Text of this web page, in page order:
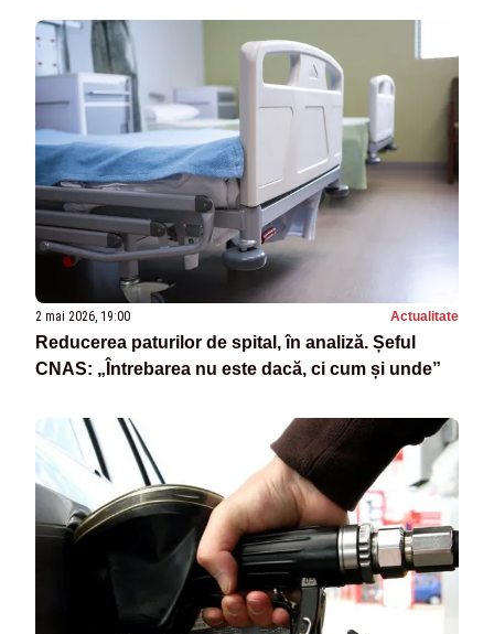
2 mai 2026, 19:00 Actualitate
Reducerea paturilor de spital, în analiză. Șeful
CNAS: „Întrebarea nu este dacă, ci cum și unde”